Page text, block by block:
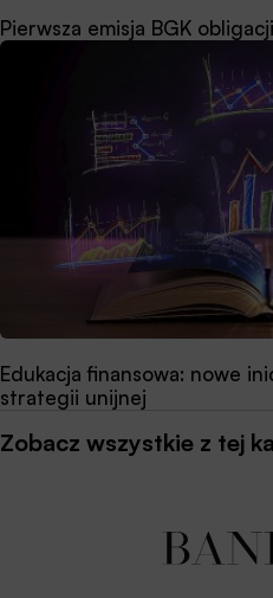
Pierwsza emisja BGK
Edukacja finansowa: nowe
strategii unijnej
Zobacz wszystkie z tej